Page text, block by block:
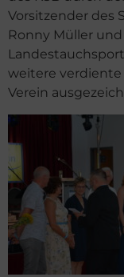
Vorsitzender des
Ronny Müller
weitere
Verein